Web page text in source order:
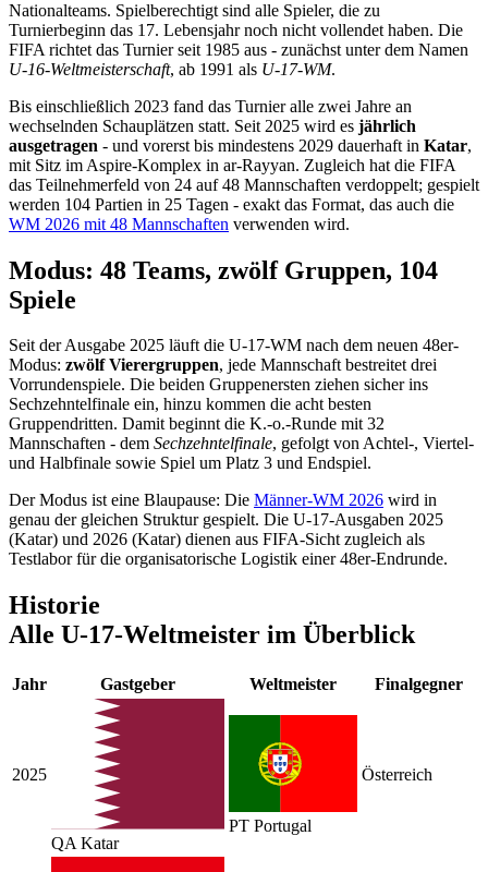
Nationalteams. Spielberechtigt sind alle Spieler, die zu
Turnierbeginn das 17. Lebensjahr noch nicht vollendet haben. Die
FIFA richtet das Turnier seit 1985 aus - zunächst unter dem Namen
U-16-Weltmeisterschaft, ab 1991 als U-17-WM.
Bis einschließlich 2023 fand das Turnier alle zwei Jahre an
wechselnden Schauplätzen statt. Seit 2025 wird es jährlich
ausgetragen - und vorerst bis mindestens 2029 dauerhaft in Katar,
mit Sitz im Aspire-Komplex in ar-Rayyan. Zugleich hat die FIFA
das Teilnehmerfeld von 24 auf 48 Mannschaften verdoppelt; gespielt
werden 104 Partien in 25 Tagen - exakt das Format, das auch die
WM 2026 mit 48 Mannschaften verwenden wird.
Modus: 48 Teams, zwölf Gruppen, 104
Spiele
Seit der Ausgabe 2025 läuft die U-17-WM nach dem neuen 48er-
Modus: zwölf Vierergruppen, jede Mannschaft bestreitet drei
Vorrundenspiele. Die beiden Gruppenersten ziehen sicher ins
Sechzehntelfinale ein, hinzu kommen die acht besten
Gruppendritten. Damit beginnt die K.-o.-Runde mit 32
Mannschaften - dem Sechzehntelfinale, gefolgt von Achtel-, Viertel-
und Halbfinale sowie Spiel um Platz 3 und Endspiel.
Der Modus ist eine Blaupause: Die Männer-WM 2026 wird in
genau der gleichen Struktur gespielt. Die U-17-Ausgaben 2025
(Katar) und 2026 (Katar) dienen aus FIFA-Sicht zugleich als
Testlabor für die organisatorische Logistik einer 48er-Endrunde.
Historie
Alle U-17-Weltmeister im Überblick
Jahr Gastgeber Weltmeister Finalgegner
2025
QA Katar
PT Portugal
Österreich